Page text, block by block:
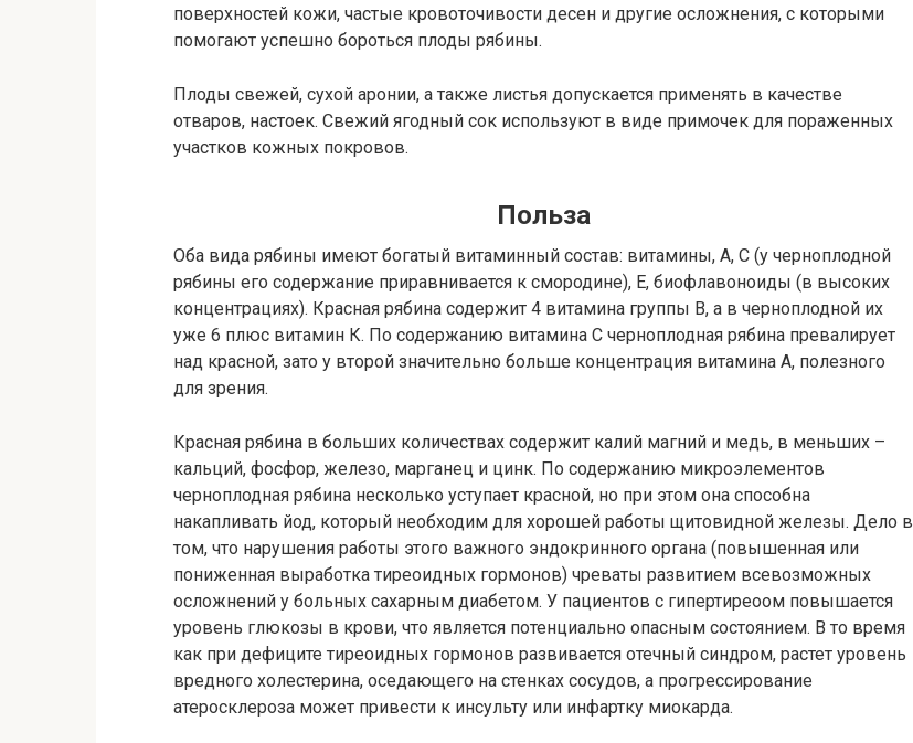
поверхностей кожи, частые кровоточивости десен и другие осложнения, с которыми
помогают успешно бороться плоды рябины.
Плоды свежей, сухой аронии, а также листья допускается применять в качестве
отваров, настоек. Свежий ягодный сок используют в виде примочек для пораженных
участков кожных покровов.
Польза
Оба вида рябины имеют богатый витаминный состав: витамины, А, С (у черноплодной
рябины его содержание приравнивается к смородине), Е, биофлавоноиды (в высоких
концентрациях). Красная рябина содержит 4 витамина группы В, а в черноплодной их
уже 6 плюс витамин К. По содержанию витамина С черноплодная рябина превалирует
над красной, зато у второй значительно больше концентрация витамина А, полезного
для зрения.
Красная рябина в больших количествах содержит калий магний и медь, в меньших –
кальций, фосфор, железо, марганец и цинк. По содержанию микроэлементов
черноплодная рябина несколько уступает красной, но при этом она способна
накапливать йод, который необходим для хорошей работы щитовидной железы. Дело в
том, что нарушения работы этого важного эндокринного органа (повышенная или
пониженная выработка тиреоидных гормонов) чреваты развитием всевозможных
осложнений у больных сахарным диабетом. У пациентов с гипертиреоом повышается
уровень глюкозы в крови, что является потенциально опасным состоянием. В то время
как при дефиците тиреоидных гормонов развивается отечный синдром, растет уровень
вредного холестерина, оседающего на стенках сосудов, а прогрессирование
атеросклероза может привести к инсульту или инфартку миокарда.